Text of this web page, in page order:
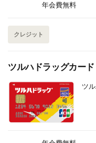
年会費無料
クレジット
ツルハドラッグカード
ツ